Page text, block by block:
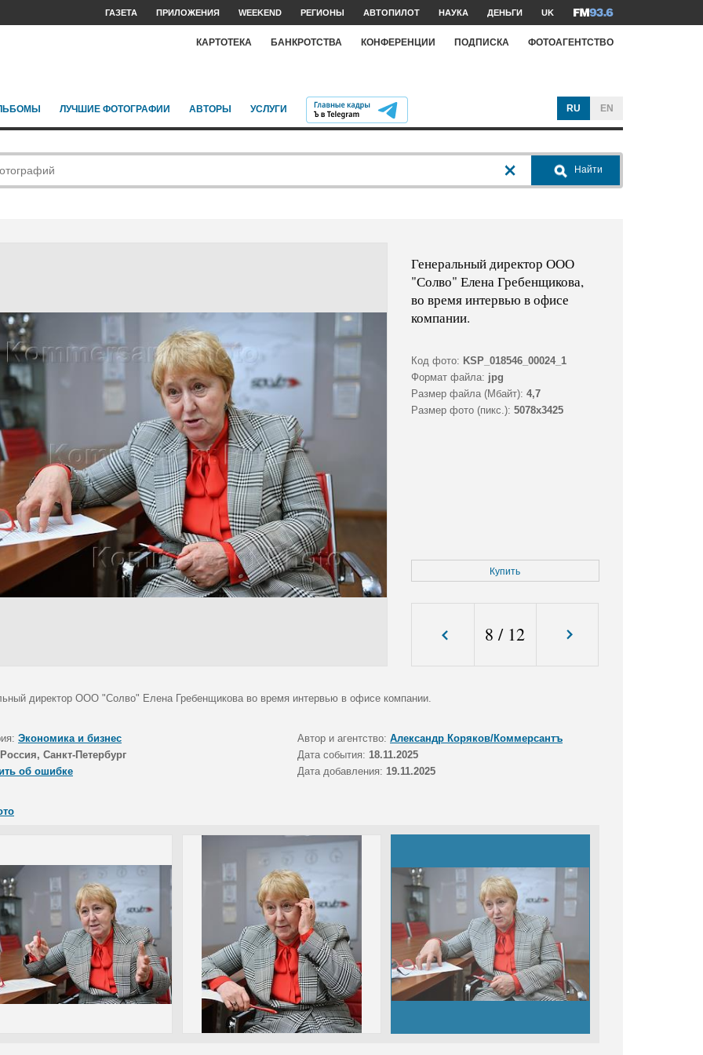
ГАЗЕТА ПРИЛОЖЕНИЯ WEEKEND РЕГИОНЫ АВТОПИЛОТ НАУКА ДЕНЬГИ UK
КАРТОТЕКА БАНКРОТСТВА КОНФЕРЕНЦИИ ПОДПИСКА ФОТОАГЕНТСТВО
ЛУЧШИЕ ФОТОГРАФИИ АВТОРЫ УСЛУГИ RU EN
Найти
Генеральный директор ООО
"Солво" Елена Гребенщикова,
во время интервью в офисе
компании.
Код фото: KSP_018546_00024_1
Формат файла: jpg
Размер файла (Мбайт): 4,7
Размер фото (пикс.): 5078x3425
Купить
8 / 12
директор ООО "Солво" Елена Гребенщикова во время интервью в офисе компании.
Экономика и бизнес Автор и агентство: Александр Коряков/Коммерсантъ
Россия, Санкт-Петербург Дата события: 18.11.2025
об ошибке
Дата добавления: 19.11.2025